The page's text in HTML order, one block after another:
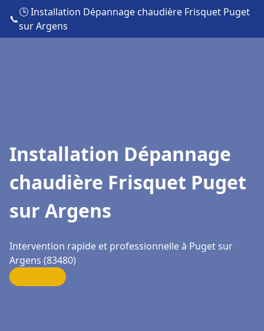
📞
🕒 Installation Dépannage chaudière Frisquet Puget
sur Argens
Installation Dépannage
chaudière Frisquet Puget
sur Argens
Intervention rapide et professionnelle à Puget sur
Argens (83480)